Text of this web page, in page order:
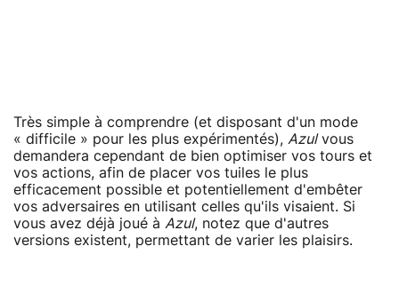
Très simple à comprendre (et disposant d'un mode
« difficile » pour les plus expérimentés), Azulvous
demandera cependant de bien optimiser vos tours et
vos actions, afin de placer vos tuiles le plus
efficacement possible et potentiellement d'embêter
vos adversaires en utilisant celles qu'ils visaient. Si
vous avez déjà joué à Azul, notez que d'autres
versions existent, permettant de varier les plaisirs.